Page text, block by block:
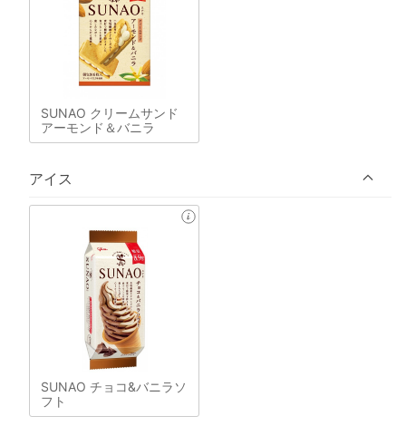
SUNAO クリームサンド
アーモンド＆バニラ
アイス
SUNAO チョコ&バニラソ
フト